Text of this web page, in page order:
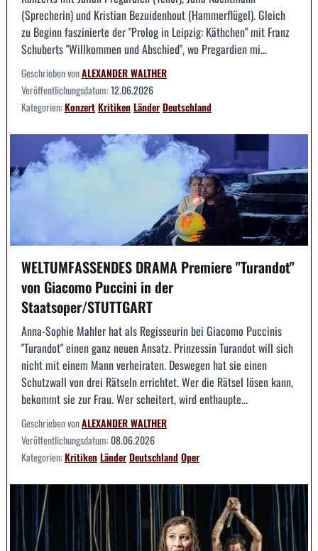
(Sprecherin) und Kristian Bezuidenhout (Hammerflügel). Gleich
zu Beginn faszinierte der "Prolog in Leipzig: Käthchen" mit Franz
Schuberts "Willkommen und Abschied", wo Pregardien mi...
Geschrieben vonALEXANDER WALTHER
Veröffentlichungsdatum:12.06.2026
Kategorien:KonzertKritikenLänderDeutschland
WELTUMFASSENDES DRAMA Premiere "Turandot"
von Giacomo Puccini in der
Staatsoper/STUTTGART
Anna-Sophie Mahler hat als Regisseurin bei Giacomo Puccinis
"Turandot" einen ganz neuen Ansatz. Prinzessin Turandot will sich
nicht mit einem Mann verheiraten. Deswegen hat sie einen
Schutzwall von drei Rätseln errichtet. Wer die Rätsel lösen kann,
bekommt sie zur Frau. Wer scheitert, wird enthaupte...
Geschrieben vonALEXANDER WALTHER
Veröffentlichungsdatum:08.06.2026
Kategorien:KritikenLänderDeutschlandOper